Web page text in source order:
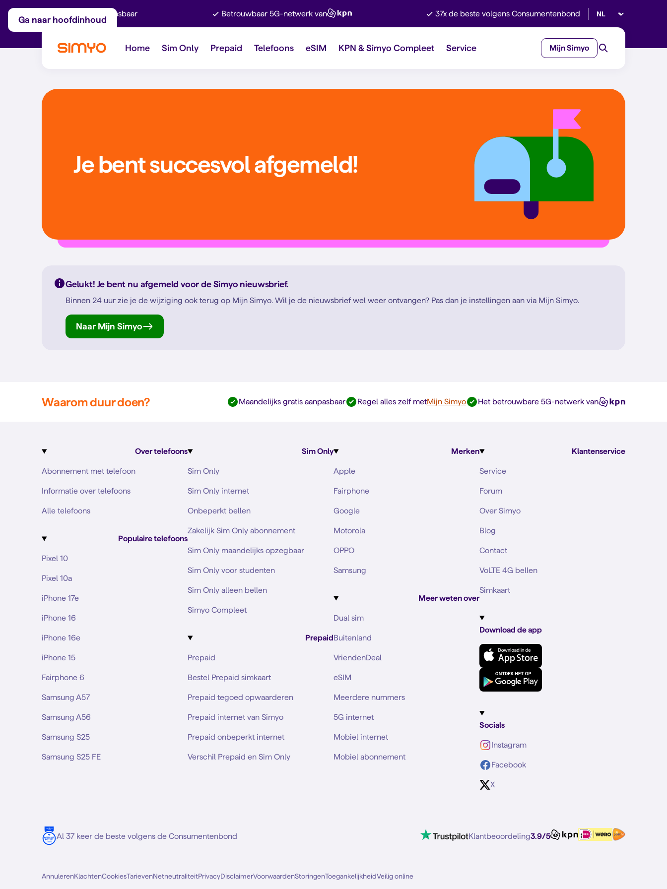
Ga naar hoofdinhoud
Maandelijks aanpasbaar Betrouwbaar 5G-netwerk van 37x de beste volgens Consumentenbond Selecteer taal
Home Sim Only Prepaid Telefoons eSIM KPN & Simyo Compleet Service Mijn Simyo
Je bent succesvol afgemeld!
Gelukt! Je bent nu afgemeld voor de Simyo nieuwsbrief.
Binnen 24 uur zie je de wijziging ook terug op Mijn Simyo. Wil je de nieuwsbrief wel weer ontvangen? Pas dan je instellingen aan via Mijn Simyo.
Naar Mijn Simyo
Waarom duur doen? Maandelijks gratis aanpasbaar Regel alles zelf metMijn Simyo Het betrouwbare 5G-netwerk van
Over telefoons
Abonnement met telefoon
Informatie over telefoons
Alle telefoons
Populaire telefoons
Pixel 10
Pixel 10a
iPhone 17e
iPhone 16
iPhone 16e
iPhone 15
Fairphone 6
Samsung A57
Samsung A56
Samsung S25
Samsung S25 FE
Sim Only
Sim Only
Sim Only internet
Onbeperkt bellen
Zakelijk Sim Only abonnement
Sim Only maandelijks opzegbaar
Sim Only voor studenten
Sim Only alleen bellen
Simyo Compleet
Prepaid
Prepaid
Bestel Prepaid simkaart
Prepaid tegoed opwaarderen
Prepaid internet van Simyo
Prepaid onbeperkt internet
Verschil Prepaid en Sim Only
Merken
Apple
Fairphone
Google
Motorola
OPPO
Samsung
Meer weten over
Dual sim
Buitenland
VriendenDeal
eSIM
Meerdere nummers
5G internet
Mobiel internet
Mobiel abonnement
Klantenservice
Service
Forum
Over Simyo
Blog
Contact
VoLTE 4G bellen
Simkaart
Download de app
Socials
Instagram
Facebook
X
Al 37 keer de beste volgens de Consumentenbond Klantbeoordeling3.9/5
AnnulerenKlachtenCookiesTarievenNetneutraliteitPrivacyDisclaimerVoorwaardenStoringenToegankelijkheidVeilig online